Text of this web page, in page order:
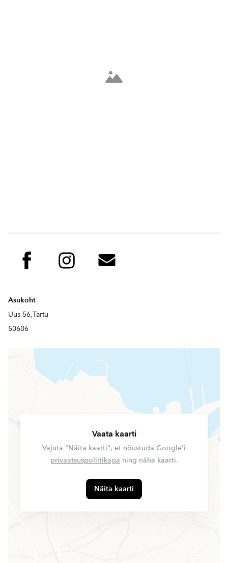
Asukoht
Uus 56,Tartu
50606
Vaata kaarti
Vajuta "Näita kaarti", et nõustuda Google'i
privaatsuspoliitikaga ning näha kaarti.
Näita kaarti